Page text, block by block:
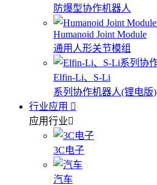
防爆型协作机器人
Humanoid Joint Module
通用人形关节模组
Elfin-Li、S-Li
系列协作机器人(锂电版)
行业应用
应用行业
3C电子
汽车